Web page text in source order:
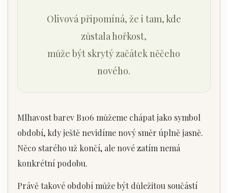
Olivová připomíná, že i tam, kde
zůstala hořkost,
může být skrytý začátek něčeho
nového.
Mlhavost barev B106 můžeme chápat jako symbol
období, kdy ještě nevidíme nový směr úplně jasně.
Něco starého už končí, ale nové zatím nemá
konkrétní podobu.
Právě takové období může být důležitou součástí